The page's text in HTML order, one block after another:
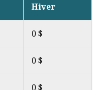
Hiver
0 $
0 $
0 $